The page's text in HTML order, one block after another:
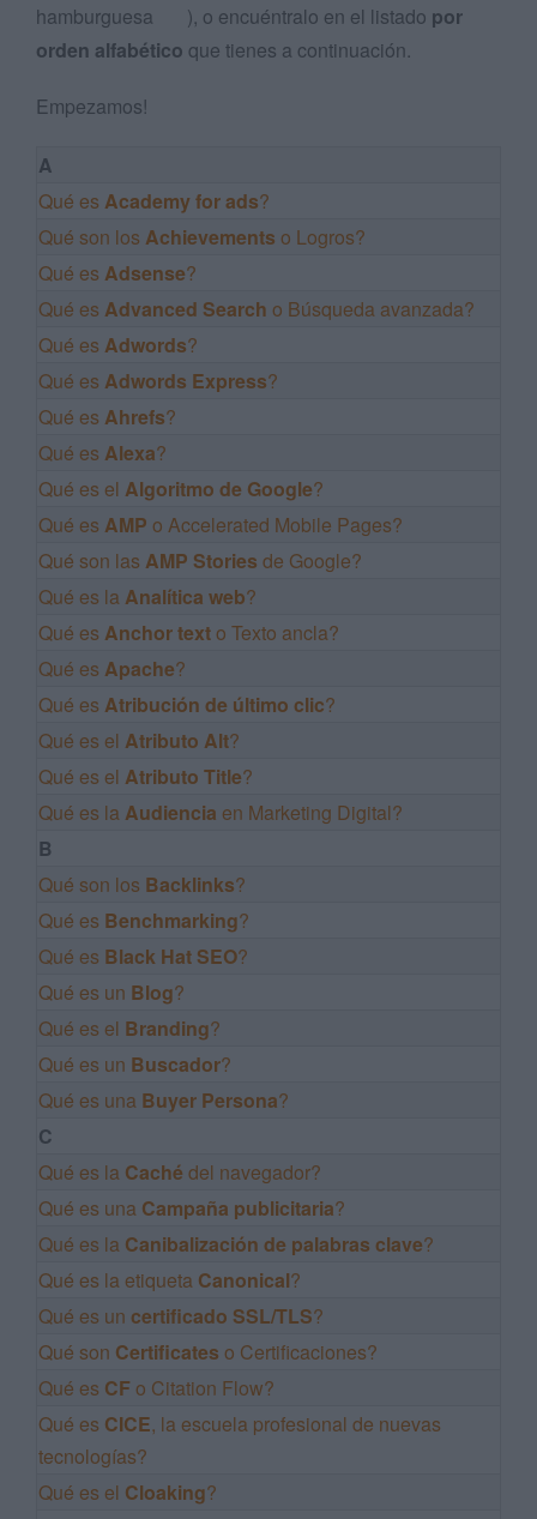
hamburguesa
), o encuéntralo en el listado por
orden alfabético que tienes a continuación.
Empezamos!
A
Qué es Academy for ads?
Qué son los Achievements o Logros?
Qué es Adsense?
Qué es Advanced Search o Búsqueda avanzada?
Qué es Adwords?
Qué es Adwords Express?
Qué es Ahrefs?
Qué es Alexa?
Qué es el Algoritmo de Google?
Qué es AMP o Accelerated Mobile Pages?
Qué son las AMP Stories de Google?
Qué es laAnalítica web?
Qué es Anchor texto Texto ancla?
Qué es Apache?
Qué es Atribución de último clic?
Qué es el Atributo Alt?
Qué es el Atributo Title?
Qué es laAudiencia en Marketing Digital?
B
Qué son los Backlinks?
Qué es Benchmarking?
Qué es Black Hat SEO?
Qué es un Blog?
Qué es el Branding?
Qué es un Buscador?
Qué es una Buyer Persona?
C
Qué es la Caché del navegador?
Qué es una Campaña publicitaria?
Qué es la Canibalización de palabras clave?
Qué es la etiqueta Canonical?
Qué es un certificado SSL/TLS?
Qué son Certificates o Certificaciones?
Qué es CF o Citation Flow?
Qué es CICE, la escuela profesional de nuevas
tecnologías?
Qué es el Cloaking?